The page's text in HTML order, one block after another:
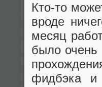
Кто-то
вроде
месяц
было очень
фидбэка